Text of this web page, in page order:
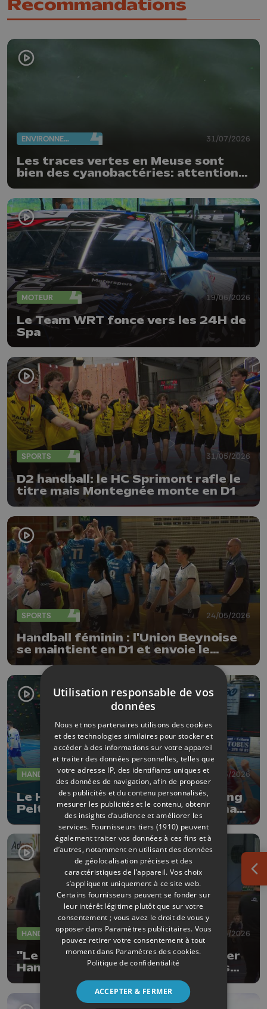
Recommandations
ENVIRONNEMENT 31/07/2026
Les traces vertes en Meuse sont
bien des cyanobactéries: attention
MOTEUR 19/06/2026
Le Team WRT fonce vers les 24H de
Spa
SPORTS 31/05/2026
D2 handball: le HC Sprimont rafle le
titre mais Montegnée monte en D1
SPORTS 24/05/2026
Handball féminin : l'Union Beynoise
se maintient en D1 et envoie le
Fémina Visé en D2 !
HANDBALL 24/05/2026
Le HC Visé renversé par le Sporting
Pelt en demi-finale du championnat
de Belgique
HANDBALL 18/05/2026
"Le HC Sprimont évoluera en Super
Handball League avec des joueurs
Utilisation responsable de vos
données
Nous et nos partenaires utilisons des cookies
et des technologies similaires pour stocker et
accéder à des informations sur votre appareil
et traiter des données personnelles, telles que
votre adresse IP, des identifiants uniques et
des données de navigation, afin de proposer
des publicités et du contenu personnalisés,
mesurer les publicités et le contenu, obtenir
des insights d’audience et améliorer les
services. Fournisseurs tiers (1910) peuvent
également traiter vos données à ces fins et à
d’autres, notamment en utilisant des données
de géolocalisation précises et des
caractéristiques de l’appareil. Vos choix
s’appliquent uniquement à ce site web.
Certains fournisseurs peuvent se fonder sur
leur intérêt légitime plutôt que sur votre
consentement ; vous avez le droit de vous y
opposer dans Paramètres publicitaires. Vous
pouvez retirer votre consentement à tout
moment dans Paramètres des cookies.
Politique de confidentialité
ACCEPTER & FERMER